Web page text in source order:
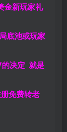
金新玩家礼
底池或玩家
的决定 就是
免费转老